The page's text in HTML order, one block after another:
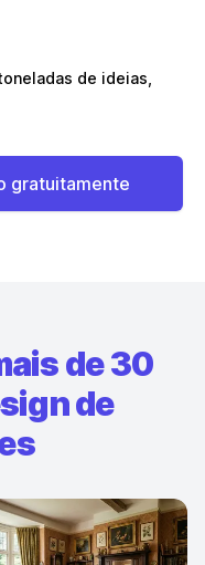
de ideias,
gratuitamente
de 30
de